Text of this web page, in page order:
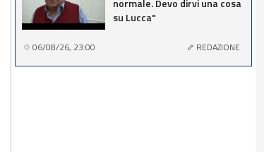
normale. Devo dirvi una cosa
su Lucca"
06/08/26, 23:00 REDAZIONE